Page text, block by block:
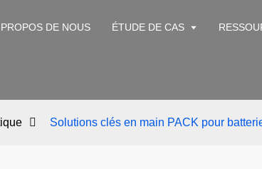
DE NOUS ÉTUDE DE CAS
Solutions clés en main PACK pour